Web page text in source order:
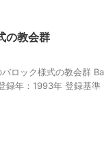
の教会群
バロック様式の教会群
録年：1993年 登録基